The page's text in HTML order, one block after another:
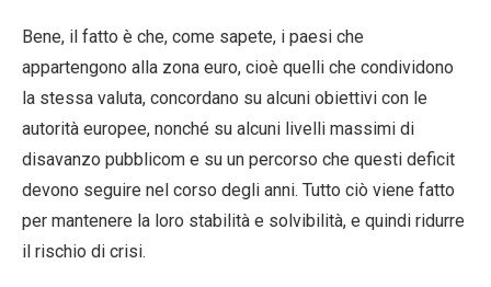
Bene, il fatto è che, come sapete, i paesi che
appartengono alla zona euro, cioè quelli che condividono
la stessa valuta, concordano su alcuni obiettivi con le
autorità europee, nonché su alcuni livelli massimi di
disavanzo pubblicom e su un percorso che questi deficit
devono seguire nel corso degli anni. Tutto ciò viene fatto
per mantenere la loro stabilità e solvibilità, e quindi ridurre
il rischio di crisi.